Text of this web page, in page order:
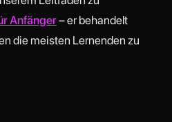
Anfänger– er behandelt
die meisten Lernenden zu